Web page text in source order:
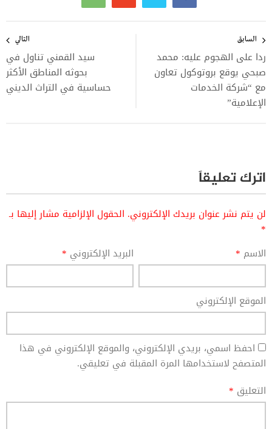
المقالات
السابق
ردا على الهجوم عليه: محمد
صبحي يوقع بروتوكول تعاون
مع “شركة الخدمات
الإعلامية”
التالي
سيد القمني تناول في
بحوثه المناطق الأكثر
حساسية في التراث الديني
اترك تعليقاً
لن يتم نشر عنوان بريدك الإلكتروني. الحقول الإلزامية مشار إليها بـ
*
الاسم * البريد الإلكتروني *
الموقع الإلكتروني
احفظ اسمي، بريدي الإلكتروني، والموقع الإلكتروني في هذا
المتصفح لاستخدامها المرة المقبلة في تعليقي.
التعليق *